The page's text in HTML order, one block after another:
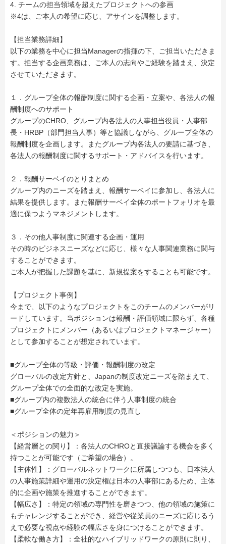
4. チームの担当領域を超えたプロジェクトへの参画
※4は、ご本人の希望に応じ、アサインを調整します。
【担当業務詳細】
以下の業務を中心に担当Managerの指揮の下、ご担当いただきま
す。担当する企画業務は、ご本人の志向やご経験を踏まえ、決定
させていただきます。
１．グループ全体の報酬制度に関する企画・立案や、各法人の報
酬制度へのサポート
グループのCHRO、グループ内各法人の人事担当役員・人事部
長・HRBP（部門担当人事）等と協議しながら、グループ全体の
報酬制度を企画します。またグループ内各法人の要請に基づき、
各法人の報酬制度に関するサポート・アドバイスを行います。
２．報酬サーベイのとりまとめ
グループ内のニーズを踏まえ、報酬サーベイに参加し、各法人に
結果を提供します。また報酬サーベイ全体のポートフォリオを最
適に保つようマネジメントします。
３．その他人事制度に関連する企画・運用
その時のビジネスニーズなどに応じ、様々な人事関連業務に関与
することができます。
ご本人が把握した課題を基に、新規提案をすることも可能です。
【プロジェクト事例】
今まで、以下のようなプロジェクトをこのチームのメンバーがリ
ードしています。当ポジションは報酬・評価領域に限らず、各種
プロジェクトにメンバー（あるいはプロジェクトマネージャー）
として参加することが想定されています。
■グループ全体の等級・評価・報酬制度の改定
グローバルの改定方針と、Japanの制度改定ニーズを踏まえて、
グループ全体での全面的な改定を実施。
■グループ内の複数法人の統合に伴う人事制度の統合
■グループ全体の定年再雇用制度の見直し
＜ポジションの魅力＞
【経営層との関り】：各法人のCHROと直接議論する機会を多く
持つことが可能です（ご希望の場合）。
【主体性】：グローバルネットワークに所属しつつも、日本法人
の人事施策詳細や運用の決定権は日本の人事部にあるため、主体
的に企画や施策を推進することができます。
【幅広さ】：特定の領域の専門性を磨きつつ、他の領域の施策に
もチャレンジすることができ、経営や従業員のニーズに応じるう
えで必要な視点や経験の幅広さを身につけることができます。
【柔軟な働き方】：全社的なハイブリッドワークの原則に則り、